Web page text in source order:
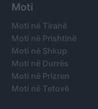
Moti
Moti në Tiranë
Moti në Prishtinë
Moti në Shkup
Moti në Durrës
Moti në Prizren
Moti në Tetovë